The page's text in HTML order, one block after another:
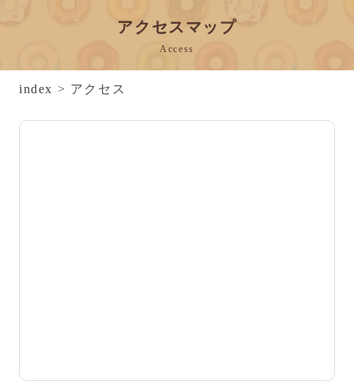
アクセスマップ
Access
index > アクセス